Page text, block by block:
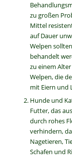
zu großen
Mittel
auf Dauer
Welpen
behandelt
zu einem
Welpen, die
mit Eiern und
Hunde und
Futter, das
durch rohes
verhindern,
Nagetieren,
Schafen und